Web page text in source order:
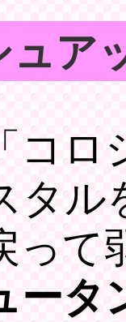
ュア
ロ
タル
って
ー